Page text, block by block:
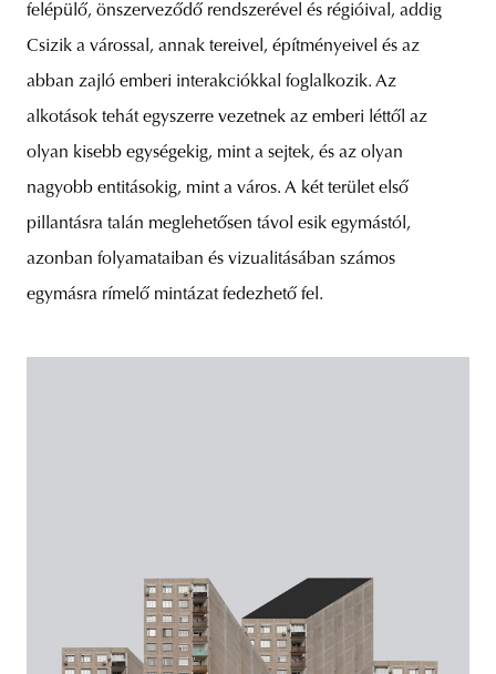
felépülő, önszerveződő rendszerével és régióival, addig
Csizik a várossal, annak tereivel, építményeivel és az
abban zajló emberi interakciókkal foglalkozik. Az
alkotások tehát egyszerre vezetnek az emberi léttől az
olyan kisebb egységekig, mint a sejtek, és az olyan
nagyobb entitásokig, mint a város. A két terület első
pillantásra talán meglehetősen távol esik egymástól,
azonban folyamataiban és vizualitásában számos
egymásra rímelő mintázat fedezhető fel.